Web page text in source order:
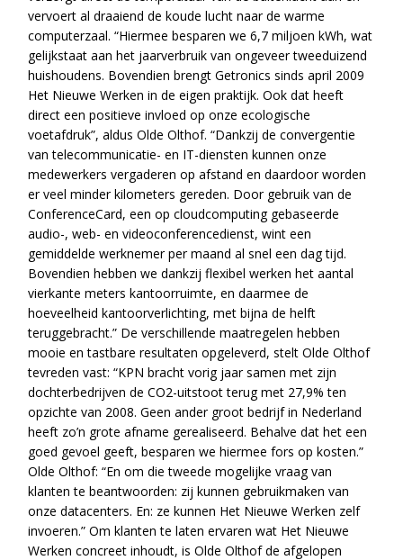
vervoert al draaiend de koude lucht naar de warme
computerzaal. “Hiermee besparen we 6,7 miljoen kWh, wat
gelijkstaat aan het jaarverbruik van ongeveer tweeduizend
huishoudens. Bovendien brengt Getronics sinds april 2009
Het Nieuwe Werken in de eigen praktijk. Ook dat heeft
direct een positieve invloed op onze ecologische
voetafdruk”, aldus Olde Olthof. “Dankzij de convergentie
van telecommunicatie- en IT-diensten kunnen onze
medewerkers vergaderen op afstand en daardoor worden
er veel minder kilometers gereden. Door gebruik van de
ConferenceCard, een op cloudcomputing gebaseerde
audio-, web- en videoconferencedienst, wint een
gemiddelde werknemer per maand al snel een dag tijd.
Bovendien hebben we dankzij flexibel werken het aantal
vierkante meters kantoorruimte, en daarmee de
hoeveelheid kantoorverlichting, met bijna de helft
teruggebracht.” De verschillende maatregelen hebben
mooie en tastbare resultaten opgeleverd, stelt Olde Olthof
tevreden vast: “KPN bracht vorig jaar samen met zijn
dochterbedrijven de CO2-uitstoot terug met 27,9% ten
opzichte van 2008. Geen ander groot bedrijf in Nederland
heeft zo’n grote afname gerealiseerd. Behalve dat het een
goed gevoel geeft, besparen we hiermee fors op kosten.”
Olde Olthof: “En om die tweede mogelijke vraag van
klanten te beantwoorden: zij kunnen gebruikmaken van
onze datacenters. En: ze kunnen Het Nieuwe Werken zelf
invoeren.” Om klanten te laten ervaren wat Het Nieuwe
Werken concreet inhoudt, is Olde Olthof de afgelopen